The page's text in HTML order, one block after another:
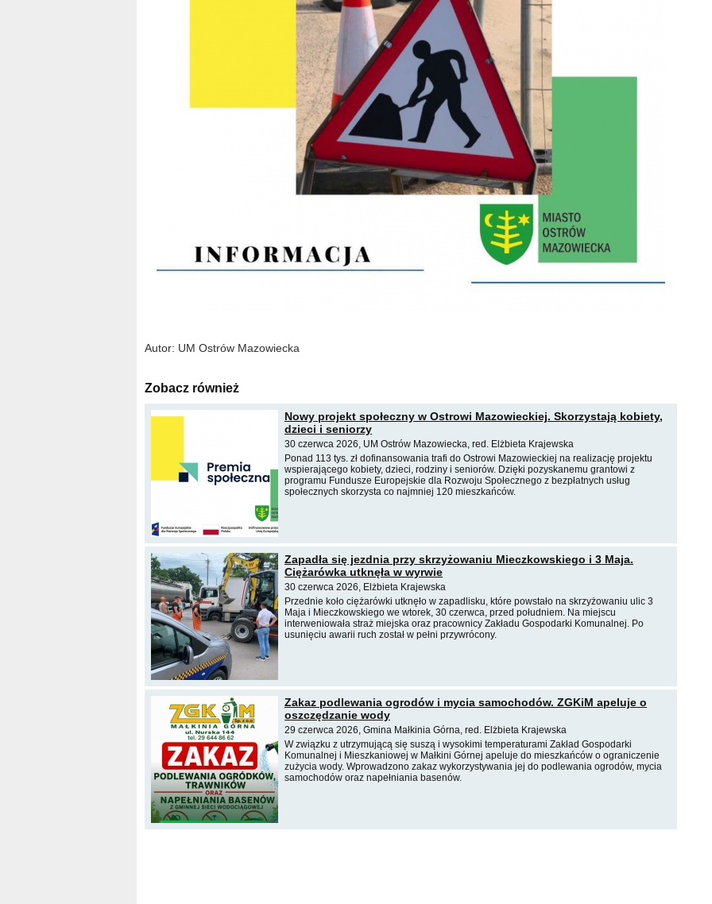
Autor: UM Ostrów Mazowiecka
Zobacz również
Nowy projekt społeczny w Ostrowi Mazowieckiej. Skorzystają kobiety,
dzieci i seniorzy
30 czerwca 2026, UM Ostrów Mazowiecka, red. Elżbieta Krajewska
Ponad 113 tys. zł dofinansowania trafi do Ostrowi Mazowieckiej na realizację projektu
wspierającego kobiety, dzieci, rodziny i seniorów. Dzięki pozyskanemu grantowi z
programu Fundusze Europejskie dla Rozwoju Społecznego z bezpłatnych usług
społecznych skorzysta co najmniej 120 mieszkańców.
Zapadła się jezdnia przy skrzyżowaniu Mieczkowskiego i 3 Maja.
Ciężarówka utknęła w wyrwie
30 czerwca 2026, Elżbieta Krajewska
Przednie koło ciężarówki utknęło w zapadlisku, które powstało na skrzyżowaniu ulic 3
Maja i Mieczkowskiego we wtorek, 30 czerwca, przed południem. Na miejscu
interweniowała straż miejska oraz pracownicy Zakładu Gospodarki Komunalnej. Po
usunięciu awarii ruch został w pełni przywrócony.
Zakaz podlewania ogrodów i mycia samochodów. ZGKiM apeluje o
oszczędzanie wody
29 czerwca 2026, Gmina Małkinia Górna, red. Elżbieta Krajewska
W związku z utrzymującą się suszą i wysokimi temperaturami Zakład Gospodarki
Komunalnej i Mieszkaniowej w Małkini Górnej apeluje do mieszkańców o ograniczenie
zużycia wody. Wprowadzono zakaz wykorzystywania jej do podlewania ogrodów, mycia
samochodów oraz napełniania basenów.